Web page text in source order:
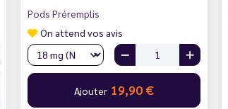
Pods Préremplis
On attend vos avis
Ajouter 19,90 €